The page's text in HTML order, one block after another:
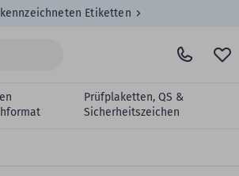
Etiketten
Prüfplaketten, QS &
Sicherheitszeichen